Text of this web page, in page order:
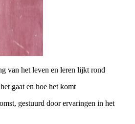
van het leven en leren lijkt rond
gaat en hoe het komt
gestuurd door ervaringen in het